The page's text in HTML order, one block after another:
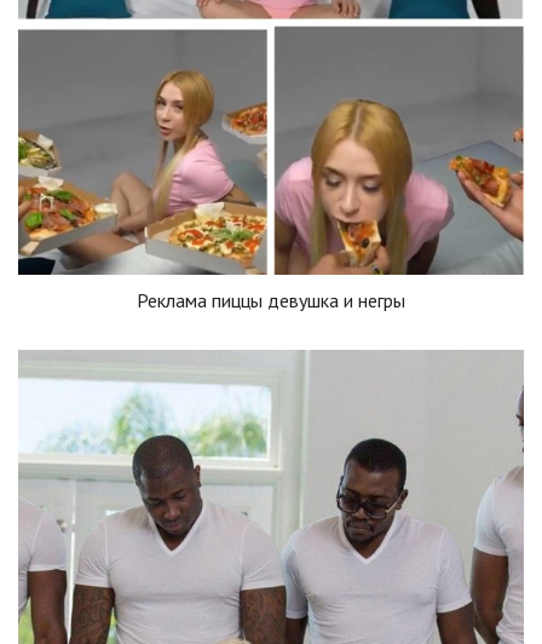
Реклама пиццы девушка и негры